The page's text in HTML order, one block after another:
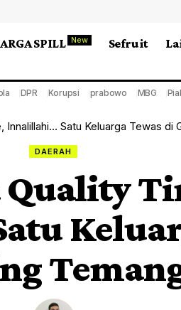
SPILL New Sefruit
DPR Korupsi prabowo MBG
Innalillahi… Satu Keluarga Tewas di
DAERAH